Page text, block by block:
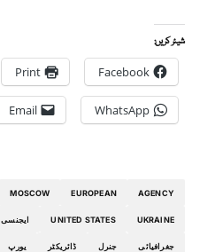
شیئر کریں:
Facebook
Print
WhatsApp
Email
AGENCY
EUROPEAN
MOSCOW
UKRAINE
UNITED STATES ایجنسی
جغرافیائی جنرل ڈائریکٹر یورپ